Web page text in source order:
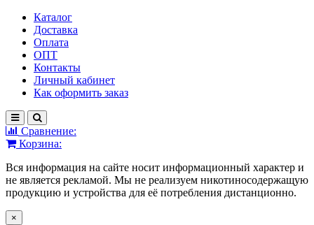
Каталог
Доставка
Оплата
ОПТ
Контакты
Личный кабинет
Как оформить заказ
Сравнение:
Корзина:
Вся информация на сайте носит информационный характер и
не является рекламой. Мы не реализуем никотиносодержащую
продукцию и устройства для её потребления дистанционно.
×